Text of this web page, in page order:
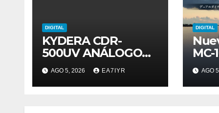
DIGITAL
KYDERA CDR-
500UV ANÁLOGO
DIGITAL
AGO 5, 2026 EA7IYR
DIGITAL
MC-
AGO